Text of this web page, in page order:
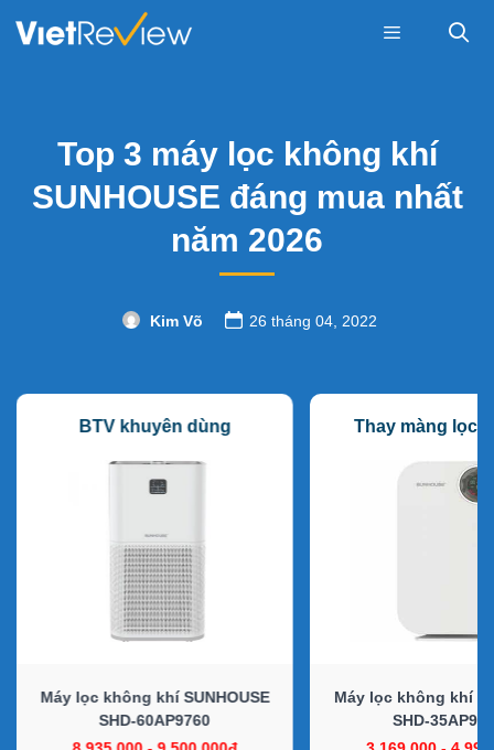
Top 3 máy lọc không khí
SUNHOUSE đáng mua nhất
năm 2026
Kim Võ 26 tháng 04, 2022
BTV khuyên dùng
Máy lọc không khí SUNHOUSE
SHD-60AP9760
Thay màng lọc
Máy lọc không khí
SHD-